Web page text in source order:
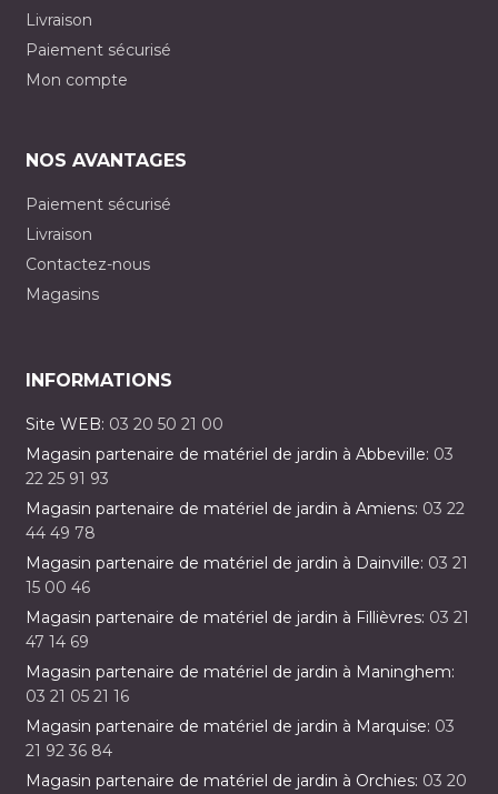
Livraison
Paiement sécurisé
Mon compte
NOS AVANTAGES
Paiement sécurisé
Livraison
Contactez-nous
Magasins
INFORMATIONS
Site WEB: 03 20 50 21 00
Magasin partenaire de matériel de jardin à Abbeville: 03
22 25 91 93
Magasin partenaire de matériel de jardin à Amiens: 03 22
44 49 78
Magasin partenaire de matériel de jardin à Dainville: 03 21
15 00 46
Magasin partenaire de matériel de jardin à Fillièvres: 03 21
47 14 69
Magasin partenaire de matériel de jardin à Maninghem:
03 21 05 21 16
Magasin partenaire de matériel de jardin à Marquise: 03
21 92 36 84
Magasin partenaire de matériel de jardin à Orchies: 03 20